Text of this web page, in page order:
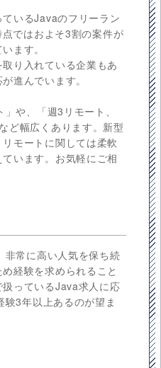
いるJavaのフリーラン
ではおよそ3割の案件が
ます。
り入れている企業もあ
進んでいます。
や、「週3リモート、
ど幅広くあります。新型
モートに関しては柔軟
います。お気軽にご相
常に高い人気を保ち続
経験を求められること
っているJava求人に応
3年以上あるのが望ま